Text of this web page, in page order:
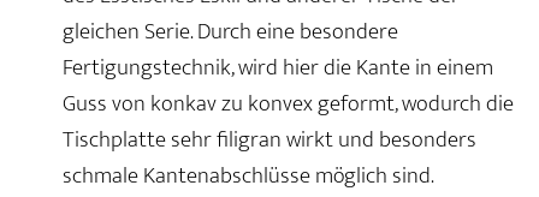
gleichen Serie. Durch eine besondere
Fertigungstechnik, wird hier die Kante in einem
Guss von konkav zu konvex geformt, wodurch die
Tischplatte sehr filigran wirkt und besonders
schmale Kantenabschlüsse möglich sind.